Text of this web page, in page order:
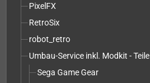
PixelFX
RetroSix
robot_retro
Umbau-Service inkl. Modkit - Teile
Sega Game Gear